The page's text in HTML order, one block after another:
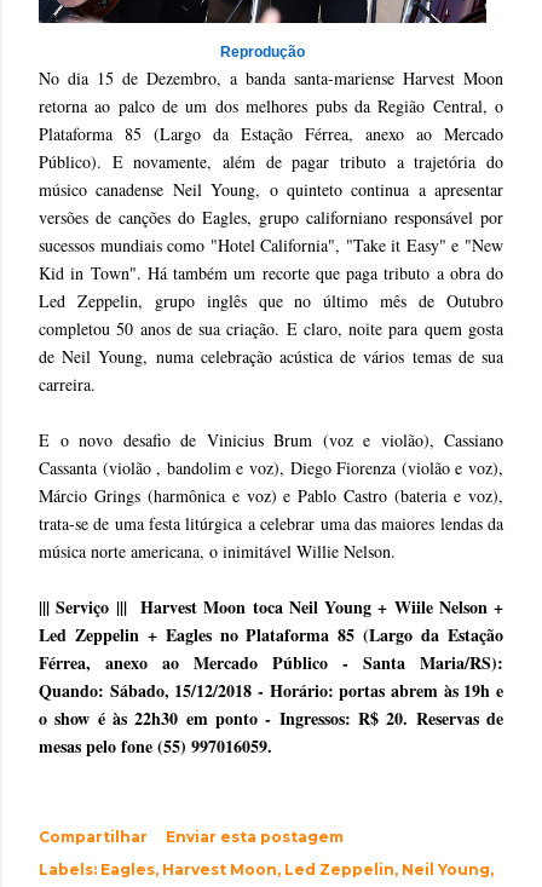
Reprodução
No dia 15 de Dezembro, a banda santa-mariense Harvest Moon
retorna ao palco de um dos melhores pubs da Região Central, o
Plataforma 85 (Largo da Estação Férrea, anexo ao Mercado
Público). E novamente, além de pagar tributo a trajetória do
músico canadense Neil Young, o quinteto continua a apresentar
versões de canções do Eagles, grupo californiano responsável por
sucessos mundiais como "Hotel California", "Take it Easy" e "New
Kid in Town". Há também um recorte que paga tributo a obra do
Led Zeppelin, grupo inglês que no último mês de Outubro
completou 50 anos de sua criação. E claro, noite para quem gosta
de Neil Young, numa celebração acústica de vários temas de sua
carreira.
E o novo desafio de Vinicius Brum (voz e violão), Cassiano
Cassanta (violão , bandolim e voz), Diego Fiorenza (violão e voz),
Márcio Grings (harmônica e voz) e Pablo Castro (bateria e voz),
trata-se de uma festa litúrgica a celebrar uma das maiores lendas da
música norte americana, o inimitável Willie Nelson.
||| Serviço ||| Harvest Moon toca Neil Young + Wiile Nelson +
Led Zeppelin + Eagles no Plataforma 85 (Largo da Estação
Férrea, anexo ao Mercado Público - Santa Maria/RS):
Quando: Sábado, 15/12/2018 - Horário: portas abrem às 19h e
o show é às 22h30 em ponto - Ingressos: R$ 20. Reservas de
mesas pelo fone (55) 997016059.
Compartilhar
Enviar esta postagem
Labels: Eagles Harvest Moon Led Zeppelin Neil Young